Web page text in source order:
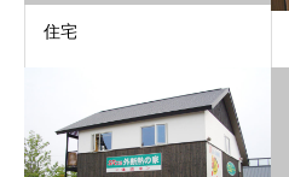
住宅